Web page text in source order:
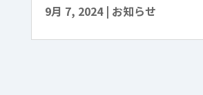
9月 7, 2024| お知らせ